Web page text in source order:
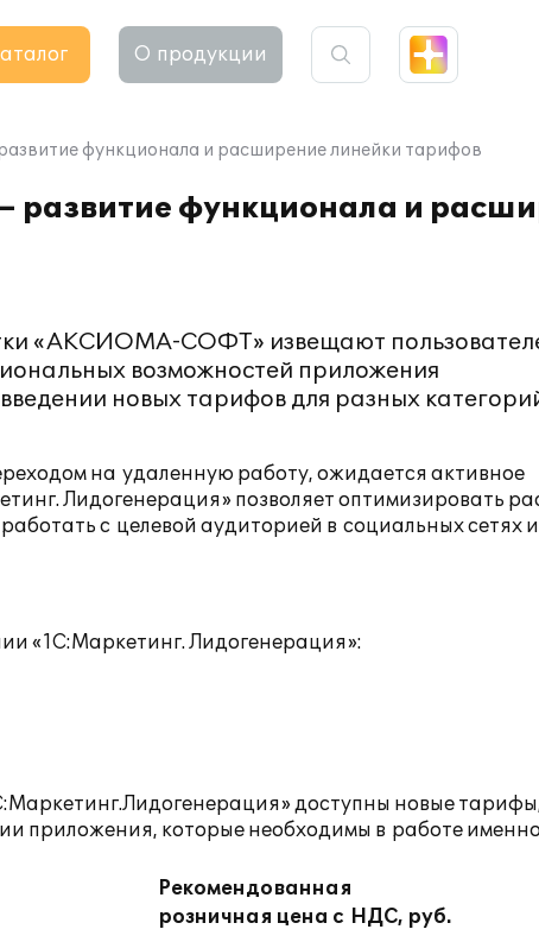
О продукции
функционала и расширение линейки тарифов
развитие функционала и
«АКСИОМА-СОФТ» извещают
возможностей приложения
новых тарифов для разных
на удаленную работу, ожидается активное
Лидогенерация» позволяет оптимизировать
с целевой аудиторией в социальных сетях
«1С:Маркетинг. Лидогенерация»:
доступны новые
приложения, которые необходимы в работе
Рекомендованная
розничная цена с НДС, руб.